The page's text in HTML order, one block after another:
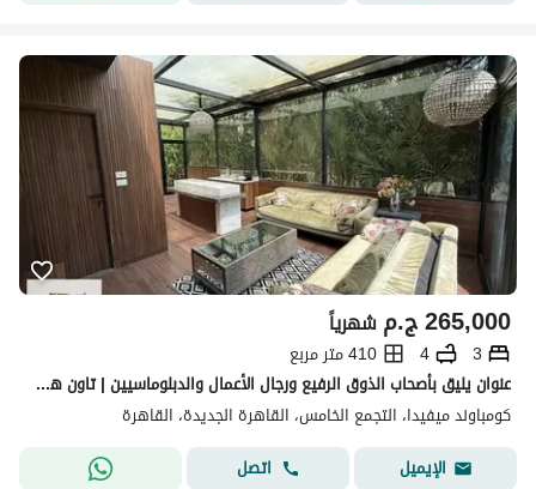
ج.م265,000 شهرياً
3
4
410 متر مربع
عنوان يليق بأصحاب الذوق الرفيع ورجال الأعمال والدبلوماسيين | تاون هاوس كورنر مفروش بالكامل في ميفيدا
كومباوند ميفيدا، التجمع الخامس، القاهرة الجديدة، القاهرة
الإيميل
اتصل